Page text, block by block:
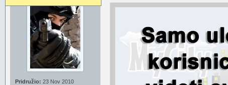
Pridružio: 23 Nov 2010